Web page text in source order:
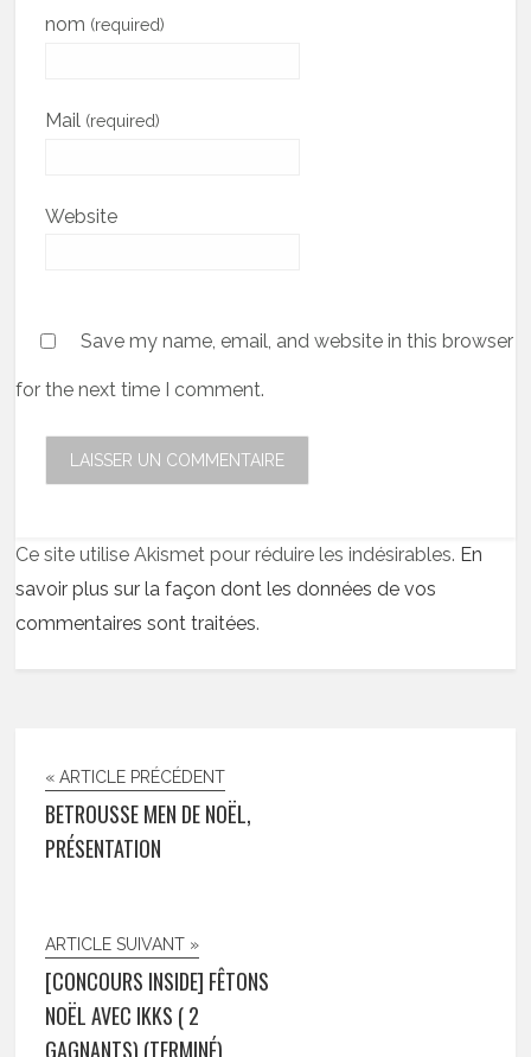
nom (required)
Mail (required)
Website
Save my name, email, and website in this browser
for the next time I comment.
Ce site utilise Akismet pour réduire les indésirables. En
savoir plus sur la façon dont les données de vos
commentaires sont traitées.
« ARTICLE PRÉCÉDENT
BETROUSSE MEN DE NOËL,
PRÉSENTATION
ARTICLE SUIVANT »
[CONCOURS INSIDE] FÊTONS
NOËL AVEC IKKS ( 2
GAGNANTS) (TERMINÉ)